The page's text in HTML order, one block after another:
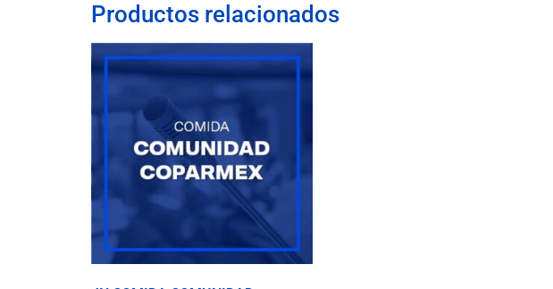
Productos relacionados